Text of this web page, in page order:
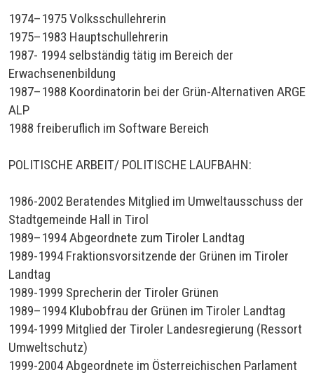
1974–1975 Volksschullehrerin
1975–1983 Hauptschullehrerin
1987- 1994 selbständig tätig im Bereich der
Erwachsenenbildung
1987–1988 Koordinatorin bei der Grün-Alternativen ARGE
ALP
1988 freiberuflich im Software Bereich
POLITISCHE ARBEIT/ POLITISCHE LAUFBAHN:
1986-2002 Beratendes Mitglied im Umweltausschuss der
Stadtgemeinde Hall in Tirol
1989–1994 Abgeordnete zum Tiroler Landtag
1989-1994 Fraktionsvorsitzende der Grünen im Tiroler
Landtag
1989-1999 Sprecherin der Tiroler Grünen
1989–1994 Klubobfrau der Grünen im Tiroler Landtag
1994-1999 Mitglied der Tiroler Landesregierung (Ressort
Umweltschutz)
1999-2004 Abgeordnete im Österreichischen Parlament